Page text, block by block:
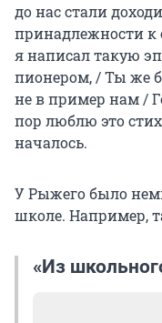
до нас стали
принадлежности к
я написал такую
пионером, / Ты же
не в пример нам /
пор люблю это
началось.
У Рыжего было
школе. Например,
«Из